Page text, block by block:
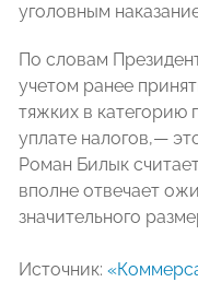
уголовным
По словам
учетом ранее
тяжких в категорию
уплате налогов,—
Роман Билык
вполне отвечает
значительного
Источник: